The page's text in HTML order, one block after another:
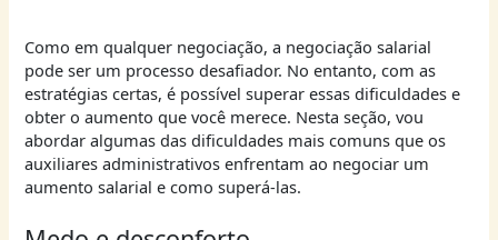
Como em qualquer negociação, a negociação salarial
pode ser um processo desafiador. No entanto, com as
estratégias certas, é possível superar essas dificuldades e
obter o aumento que você merece. Nesta seção, vou
abordar algumas das dificuldades mais comuns que os
auxiliares administrativos enfrentam ao negociar um
aumento salarial e como superá-las.